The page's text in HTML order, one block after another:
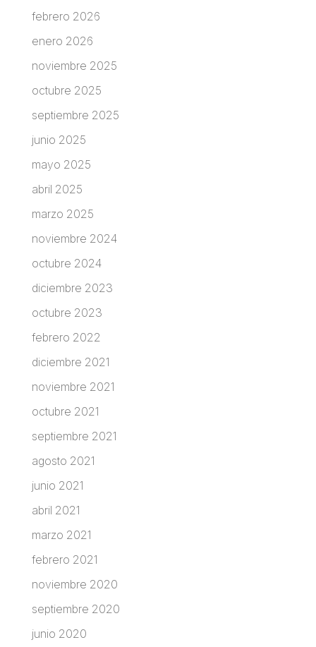
febrero 2026
enero 2026
noviembre 2025
octubre 2025
septiembre 2025
junio 2025
mayo 2025
abril 2025
marzo 2025
noviembre 2024
octubre 2024
diciembre 2023
octubre 2023
febrero 2022
diciembre 2021
noviembre 2021
octubre 2021
septiembre 2021
agosto 2021
junio 2021
abril 2021
marzo 2021
febrero 2021
noviembre 2020
septiembre 2020
junio 2020